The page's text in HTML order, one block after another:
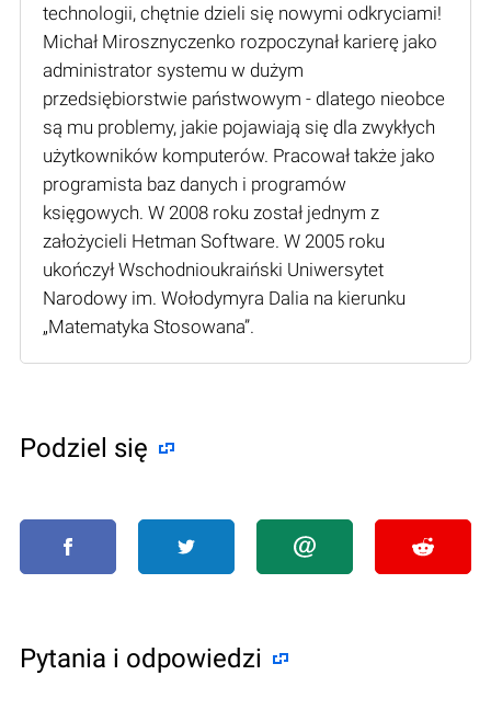
technologii, chętnie dzieli się nowymi odkryciami!
Michał Mirosznyczenko rozpoczynał karierę jako
administrator systemu w dużym
przedsiębiorstwie państwowym - dlatego nieobce
są mu problemy, jakie pojawiają się dla zwykłych
użytkowników komputerów. Pracował także jako
programista baz danych i programów
księgowych. W 2008 roku został jednym z
założycieli Hetman Software. W 2005 roku
ukończył Wschodnioukraiński Uniwersytet
Narodowy im. Wołodymyra Dalia na kierunku
„Matematyka Stosowana”.
Podziel się
Pytania i odpowiedzi